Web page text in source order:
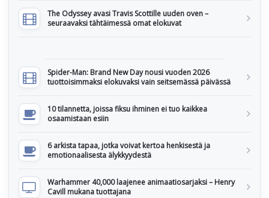
The Odyssey avasi Travis Scottille uuden oven –
seuraavaksi tähtäimessä omat elokuvat
Spider-Man: Brand New Day nousi vuoden 2026
tuottoisimmaksi elokuvaksi vain seitsemässä päivässä
10 tilannetta, joissa fiksu ihminen ei tuo kaikkea
osaamistaan esiin
6 arkista tapaa, jotka voivat kertoa henkisestä ja
emotionaalisesta älykkyydestä
Warhammer 40,000 laajenee animaatiosarjaksi – Henry
Cavill mukana tuottajana